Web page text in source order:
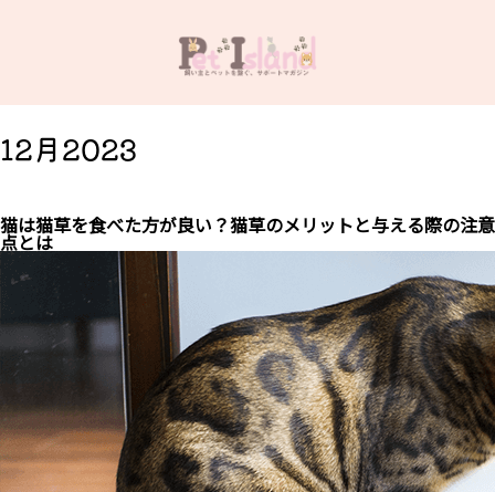
12月2023
猫は猫草を食べた方が良い？猫草のメリットと与える際の注意
点とは